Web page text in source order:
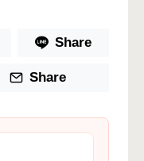
Share
Share